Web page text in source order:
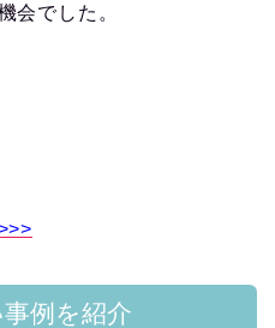
会でした。
例を紹介